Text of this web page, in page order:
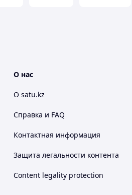
О нас
О satu.kz
Справка и FAQ
Контактная информация
Защита легальности контента
Content legality protection